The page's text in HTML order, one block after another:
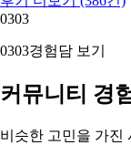
0303
0303경험담 보기
커뮤니티 경
비슷한 고민을 가진